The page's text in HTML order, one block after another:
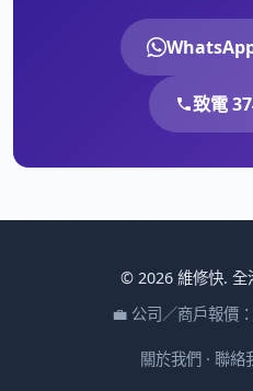
致電
© 2026 維修快. 全
💼 公司／商戶報價：
關於我們 · 聯絡